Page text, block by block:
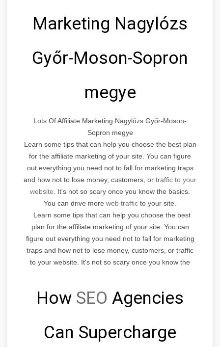
Marketing Nagylózs
Győr-Moson-Sopron
megye
Lots Of Affiliate Marketing Nagylózs Győr-Moson-
Sopron megye
Learn some tips that can help you choose the best plan
for the affiliate marketing of your site. You can figure
out everything you need not to fall for marketing traps
and how not to lose money, customers, or traffic to your
website.
It's not so scary once you know the basics.
You can drive more web traffic to your site.
Learn some tips that can help you choose the best
plan for the affiliate marketing of your site. You can
figure out everything you need not to fall for marketing
traps and how not to lose money, customers, or traffic
to your website. It's not so scary once you know the
How SEO Agencies
Can Supercharge